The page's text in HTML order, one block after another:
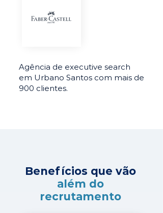
Agência de executive search
em Urbano Santos com mais de
900 clientes.
Benefícios que vão
além do
recrutamento